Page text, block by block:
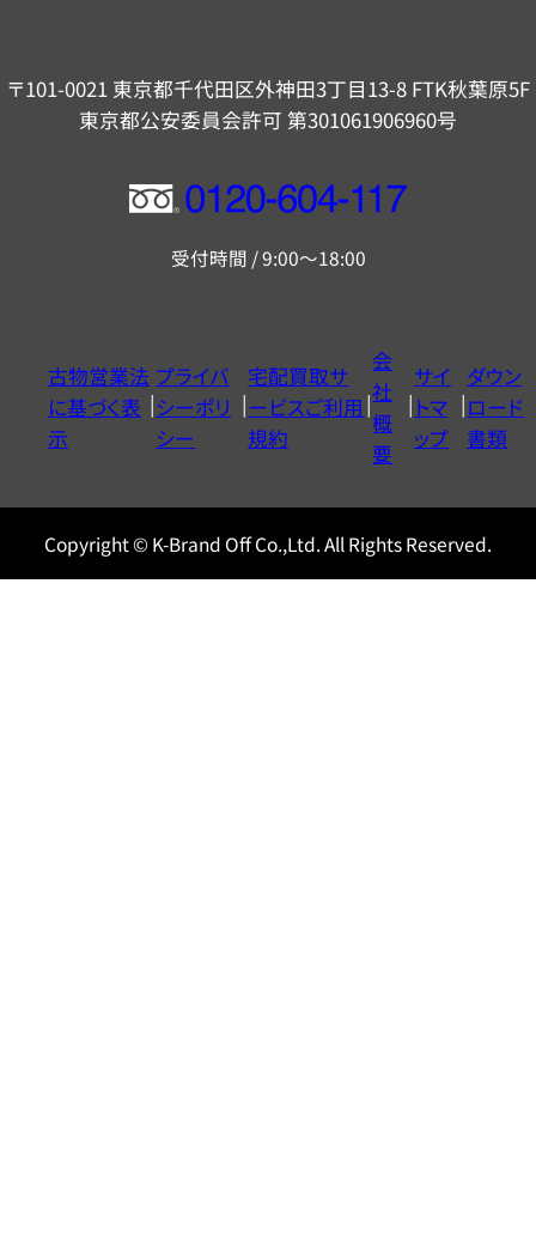
〒101-0021 東京都千代田区外神田3丁目13-8 FTK秋葉原5F
東京都公安委員会許可 第301061906960号
フ
ー
ヤ
ル
0120604117
受付時間 / 9:00～18:00
古物営業法
に基づく表
示
プライバ
シーポリ
シー
宅配買取サ
ービスご利用
規約
会
社
概
要
サイ
トマ
ップ
ダウン
ロード
書類
Copyright © K-Brand Off Co.,Ltd. All Rights Reserved.